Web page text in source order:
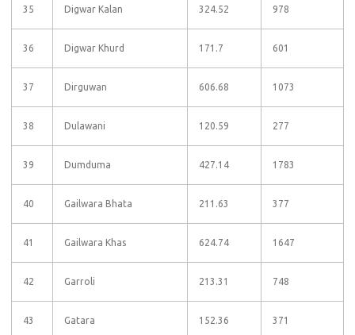
35 Digwar Kalan 324.52 978
36 Digwar Khurd 171.7 601
37 Dirguwan 606.68 1073
38 Dulawani 120.59 277
39 Dumduma 427.14 1783
40 Gailwara Bhata 211.63 377
41 Gailwara Khas 624.74 1647
42 Garroli 213.31 748
43 Gatara 152.36 371